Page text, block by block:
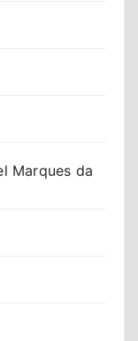
Marques da